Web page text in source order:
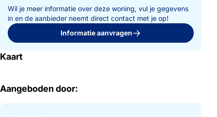
Wil je meer informatie over deze woning, vul je gegevens
in en de aanbieder neemt direct contact met je op!
Informatie aanvragen
Kaart
Aangeboden door: